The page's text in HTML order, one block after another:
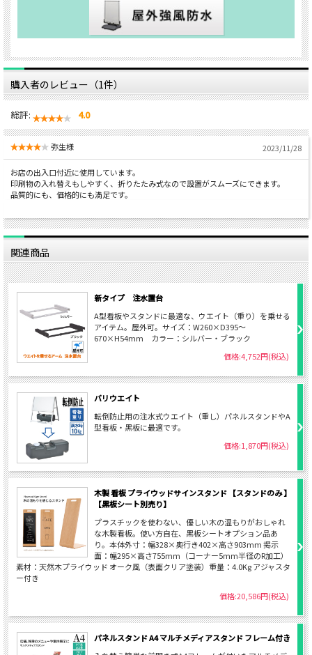
購入者のレビュー（1件）
総評: 4.0
弥生様 2023/11/28
お店の出入口付近に使用しています。
印刷物の入れ替えもしやすく、折りたたみ式なので設置がスムーズにできます。
品質的にも、価格的にも満足です。
関連商品
新タイプ 注水置台
A型看板やスタンドに最適な、ウエイト（重り）を乗せる
アイテム。屋外可。サイズ：W260×D395～
670×H54mm カラー：シルバー・ブラック
価格:4,752円(税込)
バリウエイト
転倒防止用の注水式ウエイト（重し）パネルスタンドやA
型看板・黒板に最適です。
価格:1,870円(税込)
木製 看板 プライウッドサインスタンド 【スタンドのみ 】
【黒板シート別売り】
プラスチックを使わない、優しい木の温もりがおしゃれ
な木製看板。使い方自在、黒板シートオプション品あ
り。本体外寸：幅328×奥行き402×高さ903mm 掲示
面：幅295×高さ755mm（コーナー5mm半径のR加工）
素材：天然木プライウッド オーク風（表面クリア塗装）重量：4.0Kg アジャスタ
ー付き
価格:20,586円(税込)
パネルスタンド A4 マルチメディアスタンド フレーム付き